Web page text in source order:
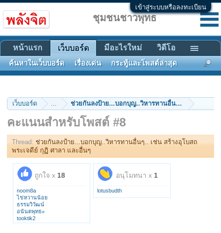
เข้าสู่ระบบหรือลงทะเบียน
เว็บบอร์ด ... ช่วยกันลงป้าย...บอกบุญ..วิหารทานอื่นๆ.. เช่น สร้างอุ
คะแนนสำหรับโพสต์ #8
Thread: ช่วยกันลงป้าย...บอกบุญ..วิหารทานอื่นๆ.. เช่น สร้างอุโบสถ
พระเจดีย์ กุฏิ ศาลา และอื่นๆ
ถูกใจ x 18
noom8a
ไข่หวานน้อย
ธรรมวิวัฒน์
อนันตพุทธะ
tooktik2
widya
อนุโมทนา x 1
lotusbudth
ชุมชนชาวพุทธ
หน้าแรก เว็บบอร์ด
ค้นหาในเว็บบอร์ด เรื่องเด่น กระทู้และโพสต์ล่าสุด
มีอะไรใหม่ วิดีโอ